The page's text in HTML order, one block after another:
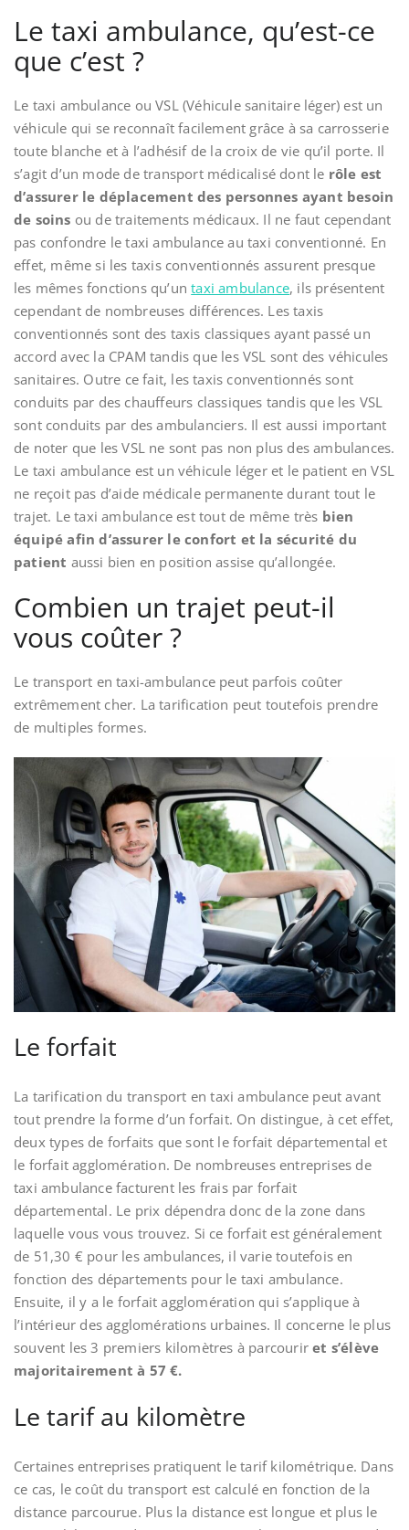
Le taxi ambulance, qu’est-ce
que c’est ?
Le taxi ambulance ou VSL (Véhicule sanitaire léger) est un
véhicule qui se reconnaît facilement grâce à sa carrosserie
toute blanche et à l’adhésif de la croix de vie qu’il porte. Il
s’agit d’un mode de transport médicalisé dont le rôle est
d’assurer le déplacement des personnes ayant besoin
de soins ou de traitements médicaux. Il ne faut cependant
pas confondre le taxi ambulance au taxi conventionné. En
effet, même si les taxis conventionnés assurent presque
les mêmes fonctions qu’untaxi ambulance, ils présentent
cependant de nombreuses différences. Les taxis
conventionnés sont des taxis classiques ayant passé un
accord avec la CPAM tandis que les VSL sont des véhicules
sanitaires. Outre ce fait, les taxis conventionnés sont
conduits par des chauffeurs classiques tandis que les VSL
sont conduits par des ambulanciers. Il est aussi important
de noter que les VSL ne sont pas non plus des ambulances.
Le taxi ambulance est un véhicule léger et le patient en VSL
ne reçoit pas d’aide médicale permanente durant tout le
trajet. Le taxi ambulance est tout de même très bien
équipé afin d’assurer le confort et la sécurité du
patient aussi bien en position assise qu’allongée.
Combien un trajet peut-il
vous coûter ?
Le transport en taxi-ambulance peut parfois coûter
extrêmement cher. La tarification peut toutefois prendre
de multiples formes.
Le forfait
La tarification du transport en taxi ambulance peut avant
tout prendre la forme d’un forfait. On distingue, à cet effet,
deux types de forfaits que sont le forfait départemental et
le forfait agglomération. De nombreuses entreprises de
taxi ambulance facturent les frais par forfait
départemental. Le prix dépendra donc de la zone dans
laquelle vous vous trouvez. Si ce forfait est généralement
de 51,30 € pour les ambulances, il varie toutefois en
fonction des départements pour le taxi ambulance.
Ensuite, il y a le forfait agglomération qui s’applique à
l’intérieur des agglomérations urbaines. Il concerne le plus
souvent les 3 premiers kilomètres à parcouriret s’élève
majoritairement à 57 €.
Le tarif au kilomètre
Certaines entreprises pratiquent le tarif kilométrique. Dans
ce cas, le coût du transport est calculé en fonction de la
distance parcourue. Plus la distance est longue et plus le